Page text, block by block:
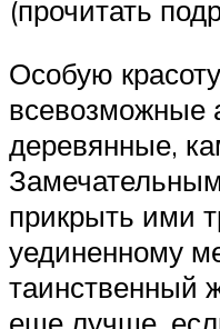
(прочитать
Особую
всевозможные
деревянные,
прикрыть ими
уединенному
таинственный